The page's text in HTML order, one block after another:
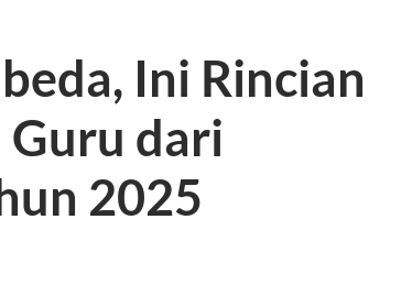
Ini Rincian
Guru dari
2025